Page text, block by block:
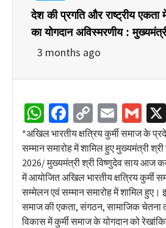
देश की प्रगति और राष्ट्रीय एकता
का योगदान अविस्मरणीय :
3 months ago
WhatsApp
Facebook
Copy
Link
Email
*अखिल भारतीय क्षत्रिय कुर्मी समाज के
सम्मान समारोह में शामिल हुए मुख्यमंत्री
2026/ मुख्यमंत्री श्री विष्णुदेव साय आज
में आयोजित अखिल भारतीय क्षत्रिय कुर्मी
सम्मेलन एवं सम्मान समारोह में शामिल हुए।
समाज की एकता, संगठन, सामाजिक
विकास में कुर्मी समाज के योगदान को